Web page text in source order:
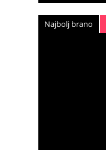
Najbolj brano